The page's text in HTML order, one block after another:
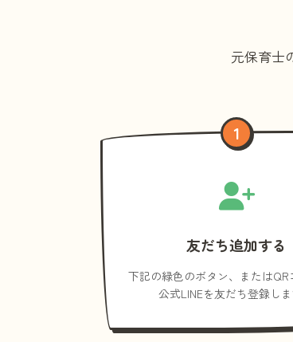
元保育士
1
友だち追加する
下記の緑色のボタン、またはQR
公式LINEを友だち登録しま